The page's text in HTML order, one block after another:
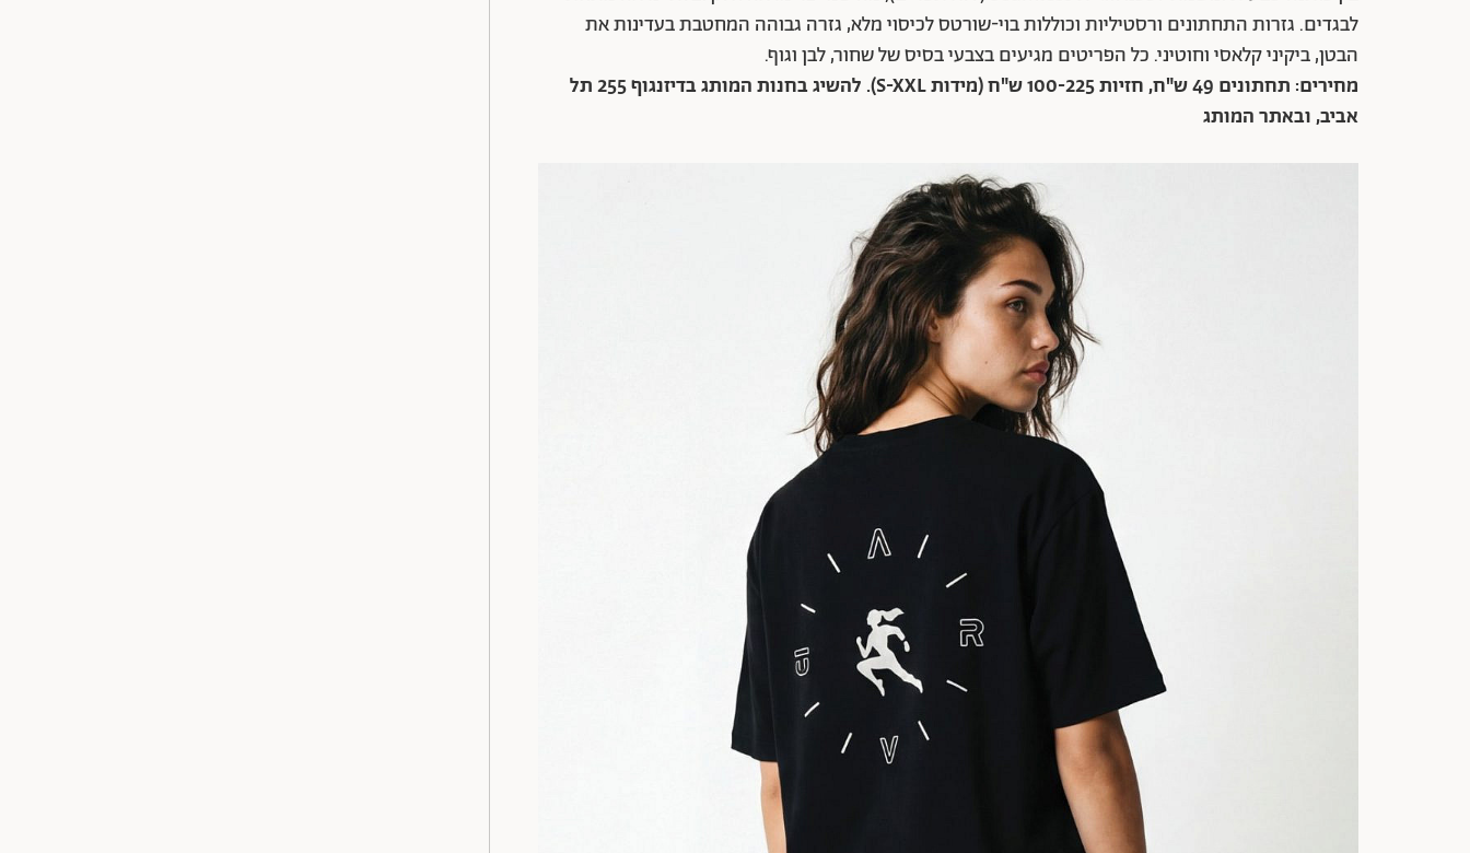
לבגדים. גזרות התחתונים ורסטיליות וכוללות בוי-שורטס לכיסוי מלא, גזרה גבוהה המחטבת בעדינות את
הבטן, ביקיני קלאסי וחוטיני. כל הפריטים מגיעים בצבעי בסיס של שחור, לבן וגוף.
מחירים: תחתונים 49 ש"ח, חזיות 100-225 ש"ח (מידות S-XXL). להשיג בחנות המותג בדיזנגוף 255 תל
אביב, ובאתר המותג